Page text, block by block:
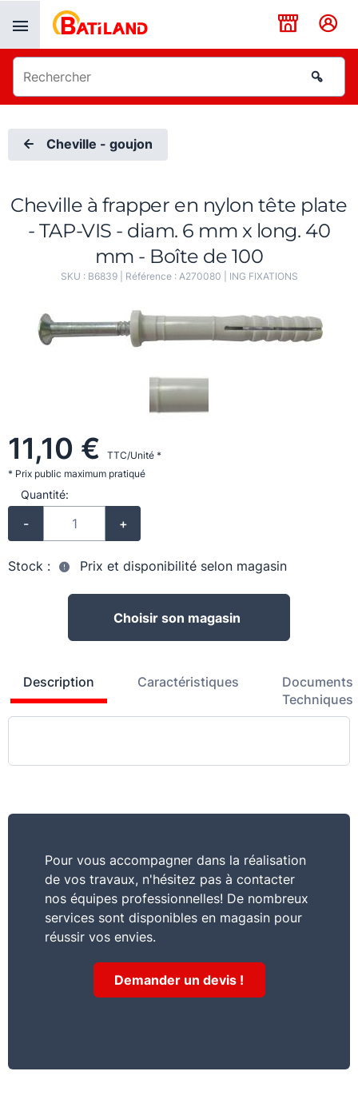
Cheville - goujon
Cheville à frapper en nylon tête plate
- TAP-VIS - diam. 6 mm x long. 40
mm - Boîte de 100
SKU : B6839| Référence : A270080 ING FIXATIONS
11,10 €
TTC/Unité *
* Prix public maximum pratiqué
Quantité:
- +
Stock : Prix et disponibilité selon magasin
Choisir son magasin
Description Caractéristiques
Documents
Techniques
Pour vous accompagner dans la réalisation
de vos travaux, n'hésitez pas à contacter
nos équipes professionnelles! De nombreux
services sont disponibles en magasin pour
réussir vos envies.
Demander un devis !
Panneau de gestion des cookies